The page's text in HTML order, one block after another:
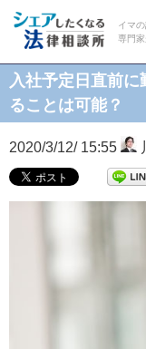
イマ
専門
入社予定日直前
ることは可能？
2020/3/12/ 15:55